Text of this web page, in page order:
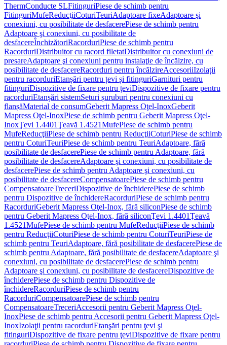
ThermConducte SLFitinguriPiese de schimb pentru
FitinguriMufeReducţiiCoturiTeuriAdaptoare fixeAdaptoare şi
conexiuni, cu posibilitate de desfacerePiese de schimb pentru
Adaptoare şi conexiuni, cu posibilitate de
desfacereÎnchizătoriRacorduriPiese de schimb pentru
RacorduriDistribuitor cu racord filetatDistribuitor cu conexiuni de
presareAdaptoare şi conexiuni pentru instalaţie de încălzire, cu
posibilitate de desfacereRacorduri pentru încălzireAccesoriiIzolații
pentru racorduriEtanșări pentru țevi și fitinguriGarnituri pentru
fitinguriDispozitive de fixare pentru țeviDispozitive de fixare pentru
racorduriEtanșări sistemSeturi șuruburi pentru conexiuni cu
flanșăMaterial de consumGeberit Mapress Oţel-InoxGeberit
Mapress Oţel-InoxPiese de schimb pentru Geberit Mapress Oţel-
InoxŢevi 1.4401Ţeavă 1.4521MufePiese de schimb pentru
MufeReducţiiPiese de schimb pentru ReducţiiCoturiPiese de schimb
pentru CoturiTeuriPiese de schimb pentru TeuriAdaptoare, fără
posibilitate de desfacerePiese de schimb pentru Adaptoare, fără
posibilitate de desfacereAdaptoare şi conexiuni, cu posibilitate de
desfacerePiese de schimb pentru Adaptoare şi conexiuni, cu
posibilitate de desfacereCompensatoarePiese de schimb pentru
CompensatoareTreceriDispozitive de închiderePiese de schimb
pentru Dispozitive de închidereRacorduriPiese de schimb pentru
RacorduriGeberit Mapress Oţel-Inox, fără siliconPiese de schimb
pentru Geberit Mapress Oţel-Inox, fără siliconŢevi 1.4401Ţeavă
1.4521MufePiese de schimb pentru MufeReducţiiPiese de schimb
pentru ReducţiiCoturiPiese de schimb pentru CoturiTeuriPiese de
schimb pentru TeuriAdaptoare, fără posibilitate de desfacerePiese de
schimb pentru Adaptoare, fără posibilitate de desfacereAdaptoare şi
conexiuni, cu posibilitate de desfacerePiese de schimb pentru
Adaptoare şi conexiuni, cu posibilitate de desfacereDispozitive de
închiderePiese de schimb pentru Dispozitive de
închidereRacorduriPiese de schimb pentru
RacorduriCompensatoarePiese de schimb pentru
CompensatoareTreceriAccesorii pentru Geberit Mapress Oţel-
InoxPiese de schimb pentru Accesorii pentru Geberit Mapress Oţel-
InoxIzolaţii pentru racorduriEtanşări pentru ţevi şi
fitinguriDispozitive de fixare pentru ţeviDispozitive de fixare pentru